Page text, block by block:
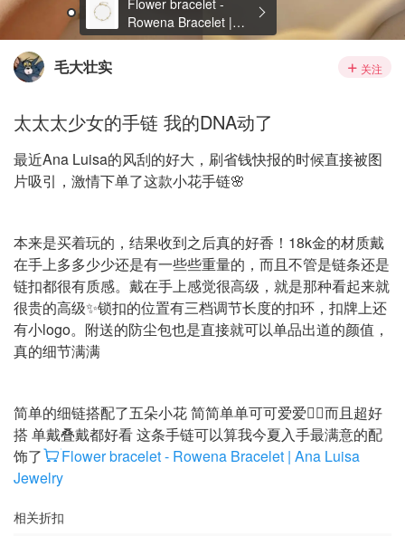
毛大壮实 关注
太太太少女的手链 我的DNA动了
最近Ana Luisa的风刮的好大，刷省钱快报的时候直接被图
片吸引，激情下单了这款小花手链🌸
本来是买着玩的，结果收到之后真的好香！18k金的材质戴
在手上多多少少还是有一些些重量的，而且不管是链条还是
链扣都很有质感。戴在手上感觉很高级，就是那种看起来就
很贵的高级✨锁扣的位置有三档调节长度的扣环，扣牌上还
有小logo。附送的防尘包也是直接就可以单品出道的颜值，
真的细节满满
简单的细链搭配了五朵小花 简简单单可可爱爱🧚‍♀️而且超好
搭 单戴叠戴都好看 这条手链可以算我今夏入手最满意的配
饰了
Flower bracelet - Rowena Bracelet | Ana Luisa
Jewelry
相关折扣